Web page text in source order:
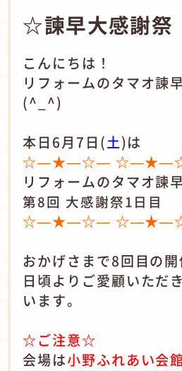
☆諫早大感謝
こんにちは！
リフォームのタマオ諫
(^_^)
本日6月7日(土)は
☆—★—☆—
リフォームのタマオ諫
第8回 大感謝祭1日目
☆—★—☆—
おかげさまで8回目の開
日頃よりご愛顧いただ
います。
☆ご注意☆
会場は小野ふれあい会